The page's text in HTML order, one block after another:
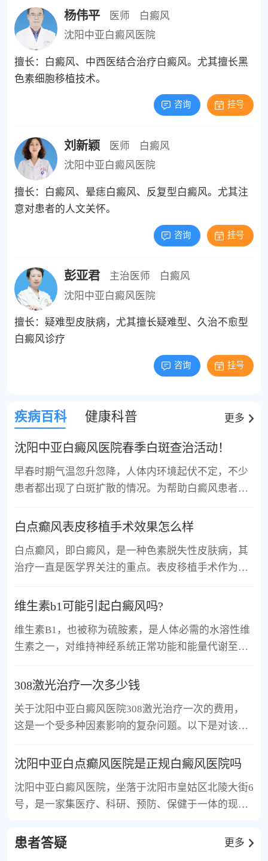
杨伟平 医师
白癜风
沈阳中亚白癜风医院
擅长：白癜风、中西医结合治疗白癜风。尤其擅长黑
色素细胞移植技术。
咨询 挂号
刘新颖 医师
白癜风
沈阳中亚白癜风医院
擅长：白癜风、晕痣白癜风、反复型白癜风。尤其注
意对患者的人文关怀。
咨询 挂号
彭亚君 主治医师
白癜风
沈阳中亚白癜风医院
擅长：疑难型皮肤病，尤其擅长疑难型、久治不愈型
白癜风诊疗
咨询 挂号
疾病百科 健康科普 更多
沈阳中亚白癜风医院春季白斑查治活动！
早春时期气温忽升忽降，人体内环境起伏不定，不少
患者都出现了白斑扩散的情况。为帮助白癜风患者把
白点癫风表皮移植手术效果怎么样
白点癫风，即白癜风，是一种色素脱失性皮肤病，其
治疗一直是医学界关注的重点。表皮移植手术作为治
维生素b1可能引起白癜风吗?
维生素B1，也被称为硫胺素，是人体必需的水溶性维
生素之一，对维持神经系统正常功能和能量代谢至关
308激光治疗一次多少钱
关于沈阳中亚白癜风医院308激光治疗一次的费用，
这是一个受多种因素影响的复杂问题。以下是对该问
沈阳中亚白点癫风医院是正规白癜风医院吗
沈阳中亚白癜风医院，坐落于沈阳市皇姑区北陵大街6
号，是一家集医疗、科研、预防、保健于一体的现代
患者答疑 更多